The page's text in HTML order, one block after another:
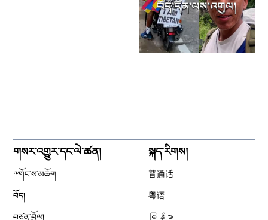
གསར་འགྱུར་དང་ལེ་ཚན།
༸གོང་ས་མཆོག
བོད།
བཙན་བྱོལ།
སྐད་རིགས།
普通话
粤语
မြန်မာ